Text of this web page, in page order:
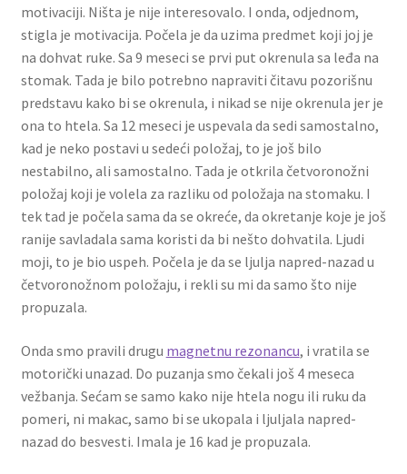
motivaciji. Ništa je nije interesovalo. I onda, odjednom,
stigla je motivacija. Počela je da uzima predmet koji joj je
na dohvat ruke. Sa 9 meseci se prvi put okrenula sa leđa na
stomak. Tada je bilo potrebno napraviti čitavu pozorišnu
predstavu kako bi se okrenula, i nikad se nije okrenula jer je
ona to htela. Sa 12 meseci je uspevala da sedi samostalno,
kad je neko postavi u sedeći položaj, to je još bilo
nestabilno, ali samostalno. Tada je otkrila četvoronožni
položaj koji je volela za razliku od položaja na stomaku. I
tek tad je počela sama da se okreće, da okretanje koje je još
ranije savladala sama koristi da bi nešto dohvatila. Ljudi
moji, to je bio uspeh. Počela je da se ljulja napred-nazad u
četvoronožnom položaju, i rekli su mi da samo što nije
propuzala.
Onda smo pravili drugu magnetnu rezonancu, i vratila se
motorički unazad. Do puzanja smo čekali još 4 meseca
vežbanja. Sećam se samo kako nije htela nogu ili ruku da
pomeri, ni makac, samo bi se ukopala i ljuljala napred-
nazad do besvesti. Imala je 16 kad je propuzala.